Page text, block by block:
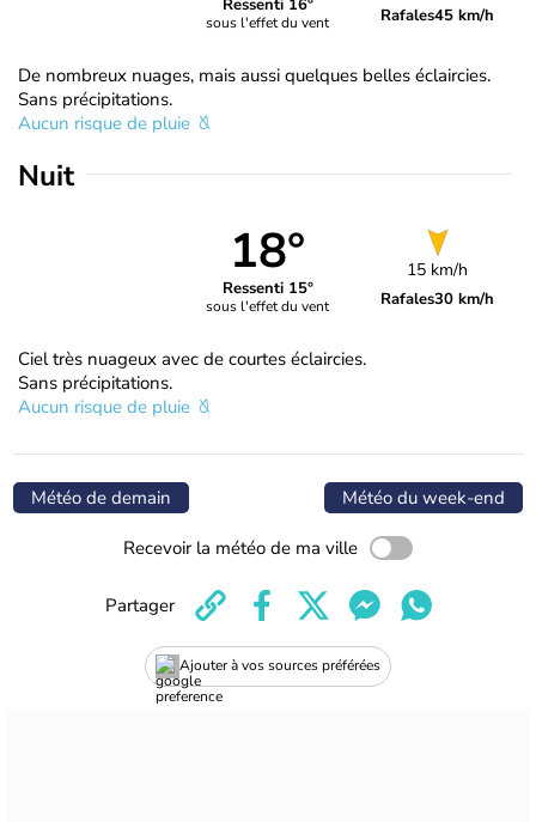
Ressenti 16°
sous l'effet du vent Rafales45 km/h
De nombreux nuages, mais aussi quelques belles éclaircies.
Sans précipitations.
Aucun risque de pluie
Nuit
18°
Ressenti 15°
sous l'effet du vent
15 km/h
Rafales30 km/h
Ciel très nuageux avec de courtes éclaircies.
Sans précipitations.
Aucun risque de pluie
Météo de demain Météo du week-end
Recevoir la météo de ma ville
Ajouter à vos sources préférées
Partager